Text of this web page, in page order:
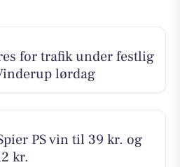
for trafik under festlig
lørdag
PS vin til 39 kr. og
kr.